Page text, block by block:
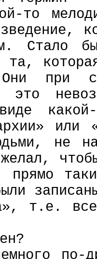
то
Стало
та,
Они при
не
прямо
т.е.
по-